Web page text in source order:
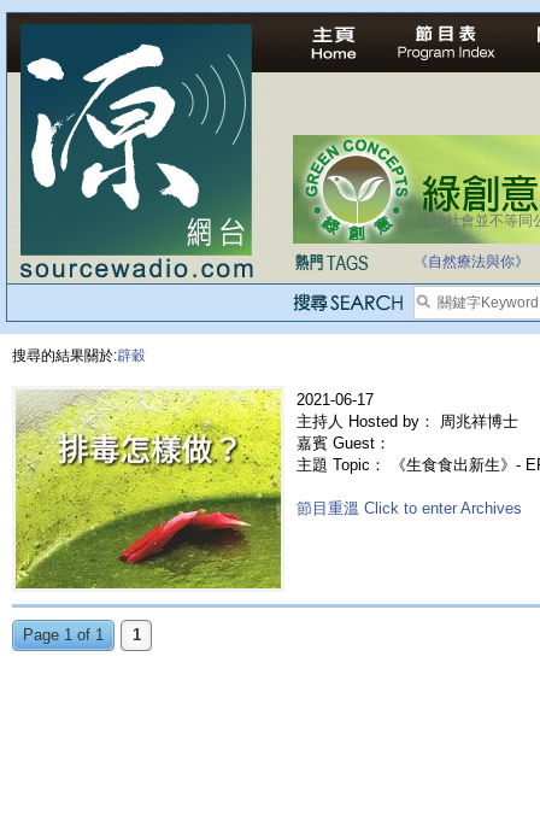
法治社會並不等同
《自然療法與你》
搜尋的結果關於:辟穀
2021-06-17
主持人 Hosted by： 周兆祥博士
嘉賓 Guest：
主題 Topic： 《生食食出新生》-
節目重溫 Click to enter Archives
Page 1 of 1 1